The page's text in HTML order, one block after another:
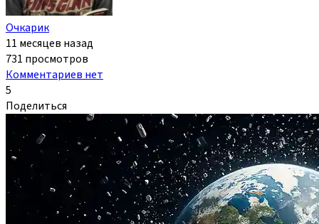
Очкарик
11 месяцев назад
731 просмотров
Комментариев нет
5
Поделиться